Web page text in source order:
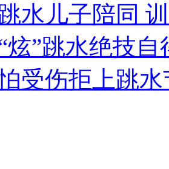
植树
炮节热闹非凡 减压"枕头大战"
水儿子陪同
炫”跳水绝技自
受伤拒上跳水